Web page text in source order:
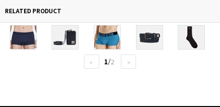
RELATED PRODUCT
< 1/2 >